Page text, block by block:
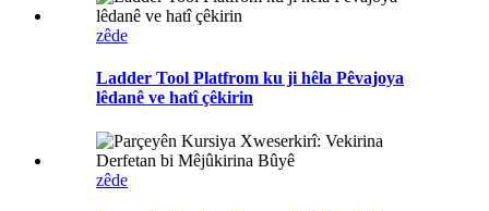
zêde
Ladder Tool Platfrom ku ji hêla Pêvajoya
lêdanê ve hatî çêkirin
zêde